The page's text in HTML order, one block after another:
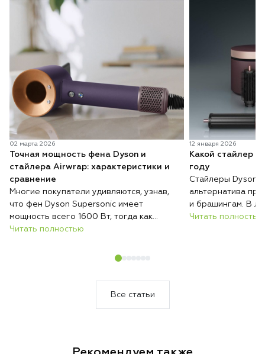
02 марта 2026
Точная мощность фена Dyson и
стайлера Airwrap: характеристики и
сравнение
Многие покупатели удивляются, узнав,
что фен Dyson Supersonic имеет
мощность всего 1600 Вт, тогда как
обычные фены нередко работают на
сопоставимых условиях Dyson сушит
Читать полностью
12 января 2026
Какой стайлер
году
Стайлеры Dyson
альтернатива
и брашингам. В
серий с разными
Читать полностью
Все статьи